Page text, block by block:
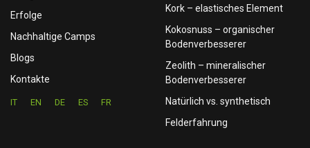
Erfolge
Nachhaltige Camps
Blogs
Kontakte
IT EN DE ES FR
Kork – elastisches Element
Kokosnuss – organischer
Bodenverbesserer
Zeolith – mineralischer
Bodenverbesserer
Natürlich vs. synthetisch
Felderfahrung